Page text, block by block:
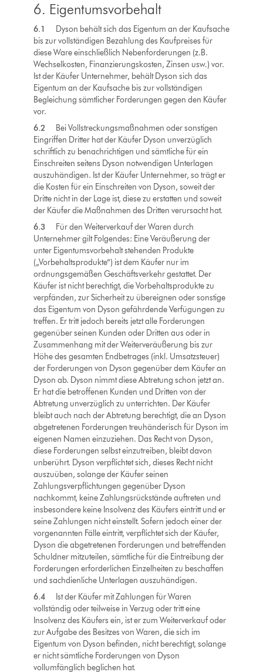
6. Eigentumsvorbehalt
6.1
Dyson behält sich das Eigentum an der Kaufsache
bis zur vollständigen Bezahlung des Kaufpreises für
diese Ware einschließlich Nebenforderungen (z.B.
Wechselkosten, Finanzierungskosten, Zinsen usw.) vor.
Ist der Käufer Unternehmer, behält Dyson sich das
Eigentum an der Kaufsache bis zur vollständigen
Begleichung sämtlicher Forderungen gegen den Käufer
vor.
6.2 Bei Vollstreckungsmaßnahmen oder sonstigen
Eingriffen Dritter hat der Käufer Dyson unverzüglich
schriftlich zu benachrichtigen und sämtliche für ein
Einschreiten seitens Dyson notwendigen Unterlagen
auszuhändigen. Ist der Käufer Unternehmer, so trägt er
die Kosten für ein Einschreiten von Dyson, soweit der
Dritte nicht in der Lage ist, diese zu erstatten und soweit
der Käufer die Maßnahmen des Dritten verursacht hat.
6.3Für den Weiterverkauf der Waren durch
Unternehmer gilt Folgendes: Eine Veräußerung der
unter Eigentumsvorbehalt stehenden Produkte
(„Vorbehaltsprodukte“) ist dem Käufer nur im
ordnungsgemäßen Geschäftsverkehr gestattet. Der
Käufer ist nicht berechtigt, die Vorbehaltsprodukte zu
verpfänden, zur Sicherheit zu übereignen oder sonstige
das Eigentum von Dyson gefährdende Verfügungen zu
treffen. Er tritt jedoch bereits jetzt alle Forderungen
gegenüber seinen Kunden oder Dritten aus oder in
Zusammenhang mit der Weiterveräußerung bis zur
Höhe des gesamten Endbetrages (inkl. Umsatzsteuer)
der Forderungen von Dyson gegenüber dem Käufer an
Dyson ab. Dyson nimmt diese Abtretung schon jetzt an.
Er hat die betroffenen Kunden und Dritten von der
Abtretung unverzüglich zu unterrichten. Der Käufer
bleibt auch nach der Abtretung berechtigt, die an Dyson
abgetretenen Forderungen treuhänderisch für Dyson im
eigenen Namen einzuziehen. Das Recht von Dyson,
diese Forderungen selbst einzutreiben, bleibt davon
unberührt. Dyson verpflichtet sich, dieses Recht nicht
auszuüben, solange der Käufer seinen
Zahlungsverpflichtungen gegenüber Dyson
nachkommt, keine Zahlungsrückstände auftreten und
insbesondere keine Insolvenz des Käufers eintritt und er
seine Zahlungen nicht einstellt. Sofern jedoch einer der
vorgenannten Fälle eintritt, verpflichtet sich der Käufer,
Dyson die abgetretenen Forderungen und betreffenden
Schuldner mitzuteilen, sämtliche für die Eintreibung der
Forderungen erforderlichen Einzelheiten zu beschaffen
und sachdienliche Unterlagen auszuhändigen.
6.4
Ist der Käufer mit Zahlungen für Waren
vollständig oder teilweise in Verzug oder tritt eine
Insolvenz des Käufers ein, ist er zum Weiterverkauf oder
zur Aufgabe des Besitzes von Waren, die sich im
Eigentum von Dyson befinden, nicht berechtigt, solange
er nicht sämtliche Forderungen von Dyson
vollumfänglich beglichen hat.